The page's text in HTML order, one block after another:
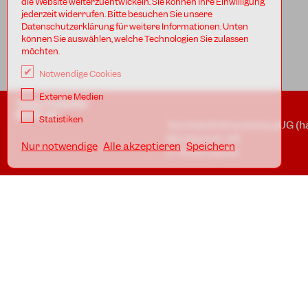
TANZFABRIK
BERLIN
Tanzfabrik Kreuzberg gUG
Möckernstr. 68
D-10965 Berlin
jederzeit widerrufen. Bitte besuchen Sie unsere
Datenschutzerklärung für weitere Informationen. Unten
können Sie auswählen, welche Technologien Sie zulassen
möchten.
Notwendige Cookies
Externe Medien
Statistiken
Nur notwendige Alle akzeptieren Speichern